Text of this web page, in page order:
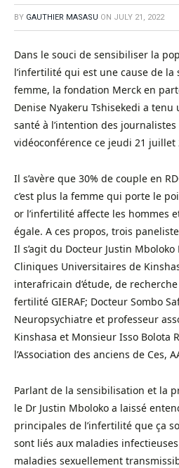
BY GAUTHIER MASASU ON JULY 21, 2022
Dans le souci de sensibiliser la
l’infertilité qui est une cause de
femme, la fondation Merck en
Denise Nyakeru Tshisekedi a
santé à l’intention des
vidéoconférence ce jeudi 21 juillet
Il s’avère que 30% de couple en
c’est plus la femme qui porte le
or l’infertilité affecte les hommes
égale. A ces propos, trois
Il s’agit du Docteur Justin
Cliniques Universitaires de
interafricain d’étude, de
fertilité GIERAF; Docteur Sombo
Neuropsychiatre et professeur
Kinshasa et Monsieur Isso Bolota
l’Association des anciens de Ces,
Parlant de la sensibilisation et la
le Dr Justin Mboloko a laissé
principales de l’infertilité que ça
sont liés aux maladies
maladies sexuellement